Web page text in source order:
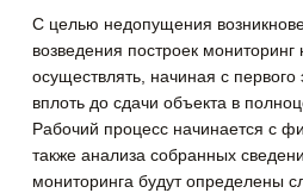
С целью недопущения
возведения построек
осуществлять, начиная с первого
вплоть до сдачи объекта в
Рабочий процесс начинается с
также анализа собранных
мониторинга будут определены